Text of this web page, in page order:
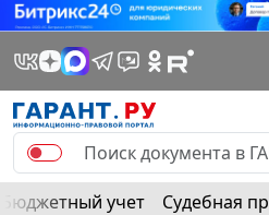
Бюджетный учет Судебная